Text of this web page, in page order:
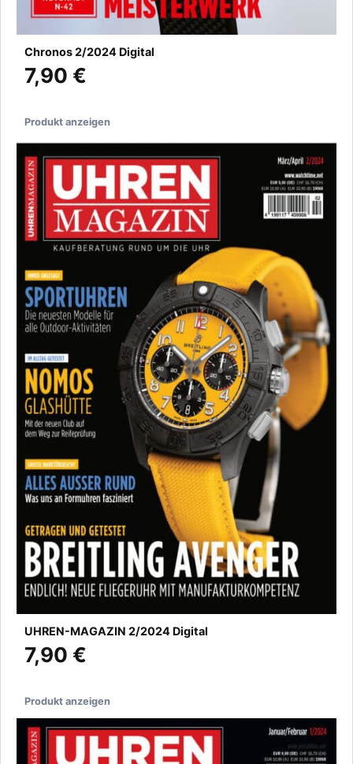
Chronos 2/2024 Digital
7,90 €
Produkt anzeigen
UHREN-MAGAZIN 2/2024 Digital
7,90 €
Produkt anzeigen